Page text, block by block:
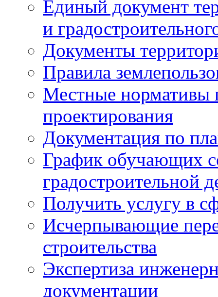
Единый документ
и
Документы
Правила
Местные нормативы
проектирования
Документация по
График обучающих
градостроительной
Получить услугу в
Исчерпывающие
строительства
Экспертиза
документации